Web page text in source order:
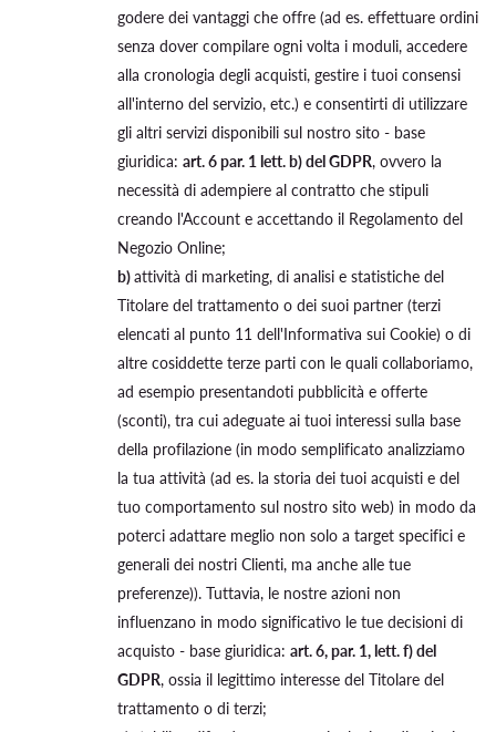
godere dei vantaggi che offre (ad es. effettuare ordini
senza dover compilare ogni volta i moduli, accedere
alla cronologia degli acquisti, gestire i tuoi consensi
all'interno del servizio, etc.) e consentirti di utilizzare
gli altri servizi disponibili sul nostro sito - base
giuridica: art. 6 par. 1 lett. b) del GDPR, ovvero la
necessità di adempiere al contratto che stipuli
creando l'Account e accettando il Regolamento del
Negozio Online;
b)attività di marketing, di analisi e statistiche del
Titolare del trattamento o dei suoi partner (terzi
elencati al punto 11 dell'Informativa sui Cookie) o di
altre cosiddette terze parti con le quali collaboriamo,
ad esempio presentandoti pubblicità e offerte
(sconti), tra cui adeguate ai tuoi interessi sulla base
della profilazione (in modo semplificato analizziamo
la tua attività (ad es. la storia dei tuoi acquisti e del
tuo comportamento sul nostro sito web) in modo da
poterci adattare meglio non solo a target specifici e
generali dei nostri Clienti, ma anche alle tue
preferenze)). Tuttavia, le nostre azioni non
influenzano in modo significativo le tue decisioni di
acquisto - base giuridica: art. 6, par. 1, lett. f) del
GDPR, ossia il legittimo interesse del Titolare del
trattamento o di terzi;